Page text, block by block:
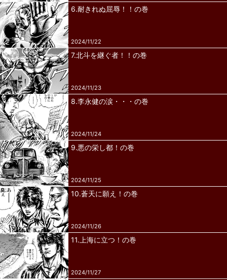
6.耐きれぬ屈辱！！の巻
2024/11/22
7.北斗を継ぐ者！！の巻
2024/11/23
8.李永健の涙・・・の巻
2024/11/24
9.悪の栄し都！の巻
2024/11/25
10.蒼天に願え！の巻
2024/11/26
11.上海に立つ！の巻
2024/11/27